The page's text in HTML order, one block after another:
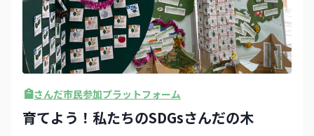
さんだ市民参加プラットフォーム
育てよう！私たちのSDGsさんだの木